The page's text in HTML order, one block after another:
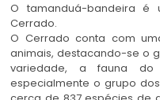
O tamanduá-bandeira é
Cerrado.
O Cerrado conta com
animais, destacando-se o
variedade, a fauna do
especialmente o grupo